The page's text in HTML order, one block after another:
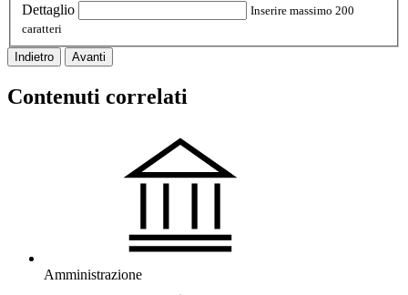
Dettaglio
Inserire massimo 200
caratteri
Indietro Avanti
Contenuti correlati
Amministrazione